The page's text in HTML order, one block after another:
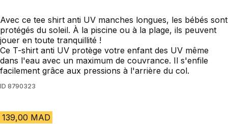
Avec ce tee shirt anti UV manches longues, les bébés sont
protégés du soleil. À la piscine ou à la plage, ils peuvent
jouer en toute tranquillité !
Ce T-shirt anti UV protège votre enfant des UV même
dans l'eau avec un maximum de couvrance. Il s'enfile
facilement grâce aux pressions à l'arrière du col.
ID 8790323
139,00 MAD